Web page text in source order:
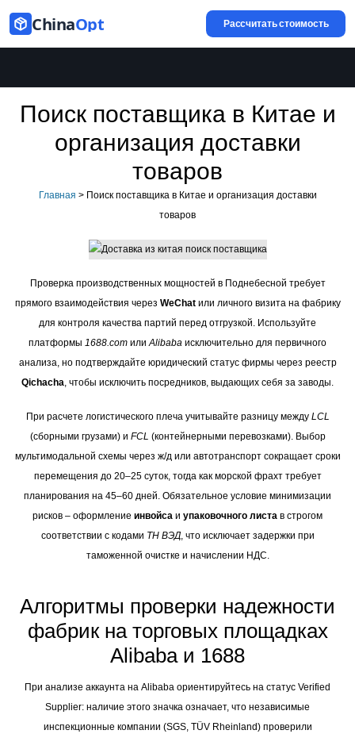
ChinaOpt Рассчитать стоимость
Поиск поставщика в Китае и
организация доставки
товаров
Главная > Поиск поставщика в Китае и организация доставки
товаров
Проверка производственных мощностей в Поднебесной требует
прямого взаимодействия через WeChatили личного визита на фабрику
для контроля качества партий перед отгрузкой. Используйте
платформы 1688.com илиAlibaba исключительно для первичного
анализа, но подтверждайте юридический статус фирмы через реестр
Qichacha, чтобы исключить посредников, выдающих себя за заводы.
При расчете логистического плеча учитывайте разницу между LCL
(сборными грузами) и FCL (контейнерными перевозками). Выбор
мультимодальной схемы через ж/д или автотранспорт сокращает сроки
перемещения до 20–25 суток, тогда как морской фрахт требует
планирования на 45–60 дней. Обязательное условие минимизации
рисков – оформление инвойса и упаковочного листа в строгом
соответствии с кодами ТН ВЭД, что исключает задержки при
таможенной очистке и начислении НДС.
Алгоритмы проверки надежности
фабрик на торговых площадках
Alibaba и 1688
При анализе аккаунта на Alibaba ориентируйтесь на статус Verified
Supplier: наличие этого значка означает, что независимые
инспекционные компании (SGS, TÜV Rheinland) проверили